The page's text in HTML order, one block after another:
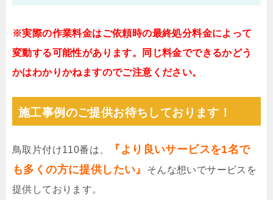
※実際の作業料金はご依頼時の最終処分料金によって
変動する可能性があります。同じ料金でできるかどう
かはわかりかねますのでご注意ください。
施工事例のご提供お待ちしております！
鳥取片付け110番は、
『より良いサービスを1名で
も多くの方に提供したい』
そんな想いでサービスを
提供しております。